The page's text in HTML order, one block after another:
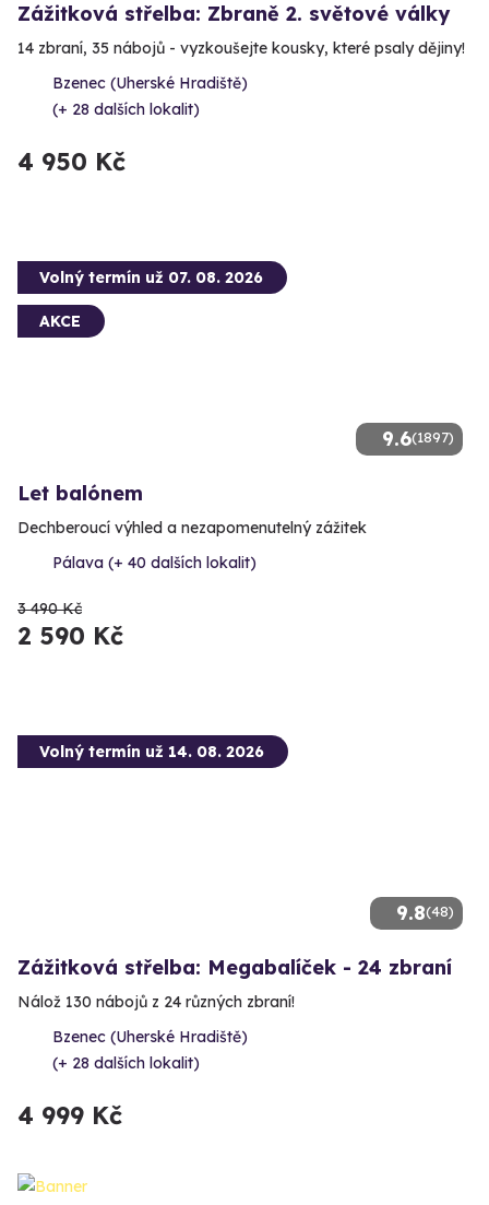
Zážitková střelba: Zbraně 2. světové války
14 zbraní, 35 nábojů - vyzkoušejte kousky, které psaly dějiny!
Bzenec (Uherské Hradiště)
(+ 28 dalších lokalit)
4 950 Kč
9.6(1897)
Volný termín už 07. 08. 2026
AKCE
Let balónem
Dechberoucí výhled a nezapomenutelný zážitek
Pálava (+ 40 dalších lokalit)
3 490 Kč
2 590 Kč
9.8(48)
Volný termín už 14. 08. 2026
Zážitková střelba: Megabalíček - 24 zbraní
Nálož 130 nábojů z 24 různých zbraní!
Bzenec (Uherské Hradiště)
(+ 28 dalších lokalit)
4 999 Kč